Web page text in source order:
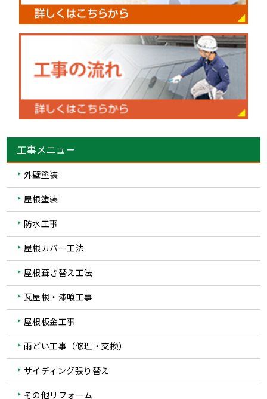
工事メニュー
外壁塗装
屋根塗装
防水工事
屋根カバー工法
屋根葺き替え工法
瓦屋根・漆喰工事
屋根板金工事
雨どい工事（修理・交換）
サイディング張り替え
その他リフォーム